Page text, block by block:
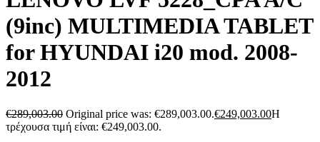
(9inc) MULTIMEDIA TABLET
for HYUNDAI i20 mod. 2008-
2012
€289,003.00 Original price was: €289,003.00.€249,003.00Η
τρέχουσα τιμή είναι: €249,003.00.